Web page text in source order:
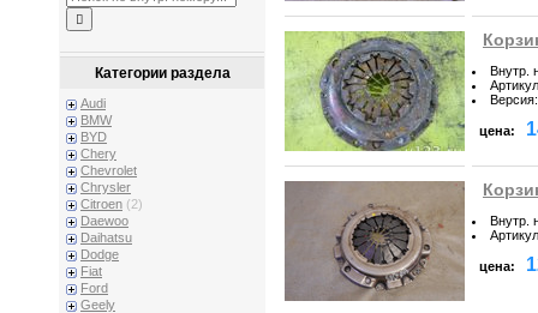
Категории раздела
Audi
BMW
BYD
Chery
Chevrolet
Chrysler
Citroen (2)
Daewoo
Daihatsu
Dodge
Fiat
Ford
Geely
Внутр.
Артикул
Версия:
цена:
Внутр.
Артикул
цена: